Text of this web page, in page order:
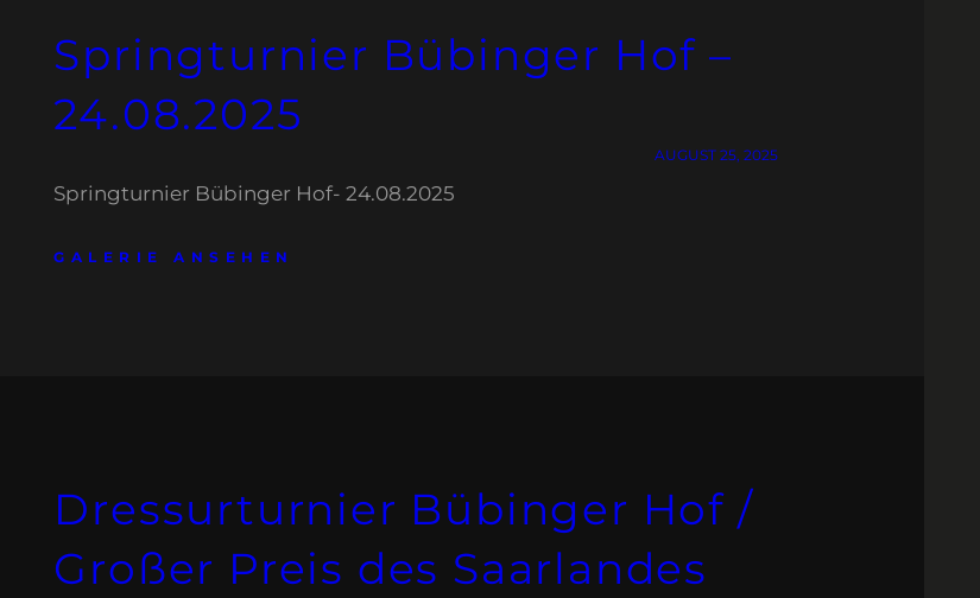
Springturnier Bübinger Hof –
24.08.2025
Springturnier Bübinger Hof- 24.08.2025
GALERIE ANSEHEN
AUGUST 25, 2025
Dressurturnier Bübinger Hof /
Großer Preis des Saarlandes